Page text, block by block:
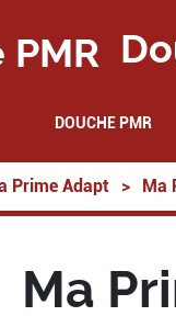
DOUCHE PMR
Prime Adapt > Ma
Ma